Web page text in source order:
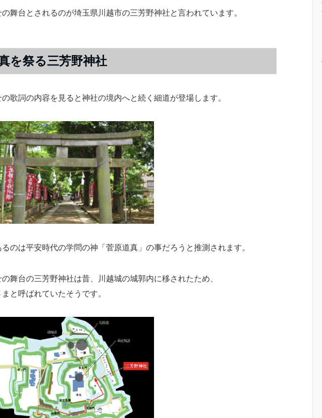
舞台とされるのが埼玉県川越市の三芳野神社と言われています。
を祭る三芳野神社
歌詞の内容を見ると神社の境内へと続く細道が登場します。
のは平安時代の学問の神「菅原道真」の事だろうと推測されます。
舞台の三芳野神社は昔、川越城の城郭内に移されたため、
と呼ばれていたそうです。